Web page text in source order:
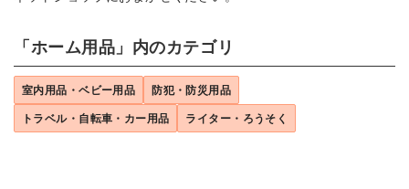
「ホーム用品」内のカテゴリ
室内用品・ベビー用品 防犯・防災用品
トラベル・自転車・カー用品 ライター・ろうそく